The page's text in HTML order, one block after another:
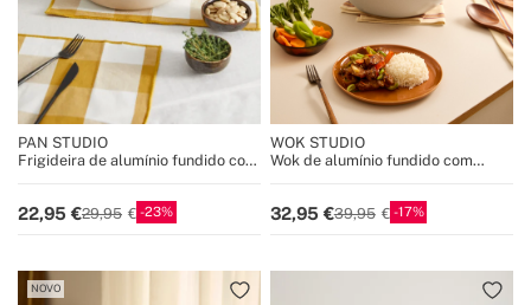
PAN STUDIO
Frigideira de alumínio fundido com
22,95 29,95 23
WOK STUDIO
Wok de alumínio fundido com
32,95 39,95 17
NOVO